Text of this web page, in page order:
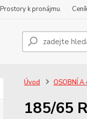
Prostory k pronájmu.
Úvod OSOBNÍ A
185/65